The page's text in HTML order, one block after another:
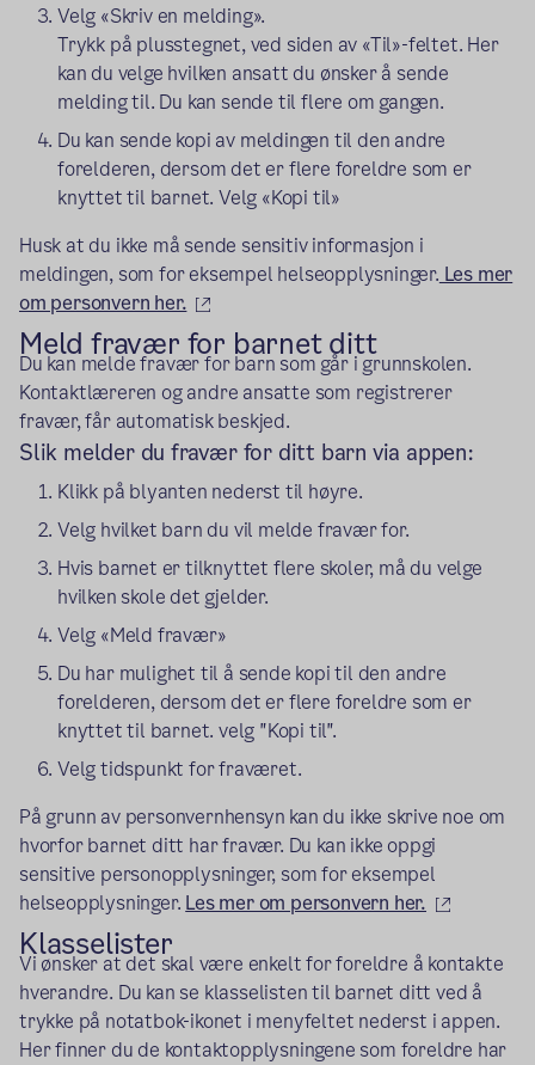
Velg «Skriv en melding».
Trykk på plusstegnet, ved siden av «Til»-feltet. Her
kan du velge hvilken ansatt du ønsker å sende
melding til. Du kan sende til flere om gangen.
Du kan sende kopi av meldingen til den andre
forelderen, dersom det er flere foreldre som er
knyttet til barnet. Velg «Kopi til»
Husk at du ikke må sende sensitiv informasjon i
meldingen, som for eksempel helseopplysninger. Les mer
om personvern her.
(ekstern lenke)
Meld fravær for barnet ditt
Du kan melde fravær for barn som går i grunnskolen.
Kontaktlæreren og andre ansatte som registrerer
fravær, får automatisk beskjed.
Slik melder du fravær for ditt barn via appen:
Klikk på blyanten nederst til høyre.
Velg hvilket barn du vil melde fravær for.
Hvis barnet er tilknyttet flere skoler, må du velge
hvilken skole det gjelder.
Velg «Meld fravær»
Du har mulighet til å sende kopi til den andre
forelderen, dersom det er flere foreldre som er
knyttet til barnet. velg "Kopi til".
Velg tidspunkt for fraværet.
På grunn av personvernhensyn kan du ikke skrive noe om
hvorfor barnet ditt har fravær. Du kan ikke oppgi
sensitive personopplysninger, som for eksempel
helseopplysninger. Les mer om personvern her. (ekstern
Klasselister
Vi ønsker at det skal være enkelt for foreldre å kontakte
hverandre. Du kan se klasselisten til barnet ditt ved å
trykke på notatbok-ikonet i menyfeltet nederst i appen.
Her finner du de kontaktopplysningene som foreldre har